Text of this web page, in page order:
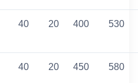
40 20 400 530
40 20 450 580